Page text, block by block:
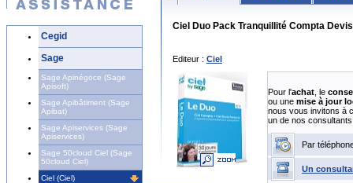
Cegid
Sage
Sage Apinégoce (Sage
Apisoft)
Sage Apibâtiment (Sage
Apibat)
Sage Apiservices (Sage
Apiservices)
Sage 50cloud Ciel (Sage
50cloud Ciel)
Ciel (Ciel)
Ciel Duo Pack Tranquillité Compta
Editeur : Ciel
Pour l'achat , le
ou une mise à jour
nous vous invitons à
un de nos consultants
Par
Un